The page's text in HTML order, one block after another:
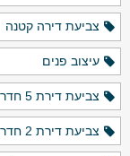
צביעת דירה קטנה
עיצוב פנים
צביעת דירת 5 חדרים
צביעת דירת 2 חדרים